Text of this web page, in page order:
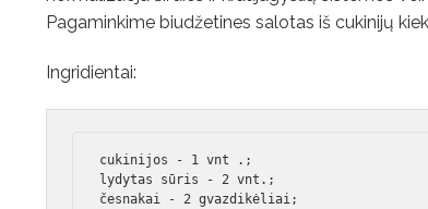
Pagaminkime biudžetines salotas iš cukinijų
Ingridientai:
cukinijos - 1 vnt .;
lydytas sūris - 2 vnt.;
česnakai - 2 gvazdikėliai;